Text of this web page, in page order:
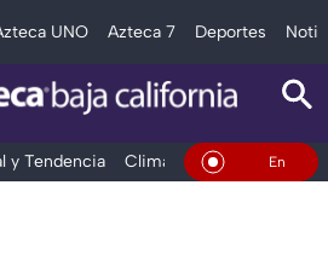
UNO Azteca 7 Deportes
y Tendencia Clima DeportesEn Vivo